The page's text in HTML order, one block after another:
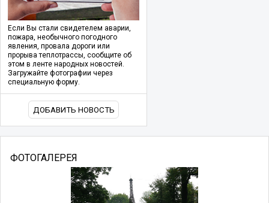
Если Вы стали свидетелем аварии,
пожара, необычного погодного
явления, провала дороги или
прорыва теплотрассы, сообщите об
этом в ленте народных новостей.
Загружайте фотографии через
специальную форму.
ДОБАВИТЬ НОВОСТЬ
ФОТОГАЛЕРЕЯ